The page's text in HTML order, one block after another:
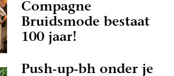
Compagne
Bruidsmode bestaat
100 jaar!
Push-up-bh onder je